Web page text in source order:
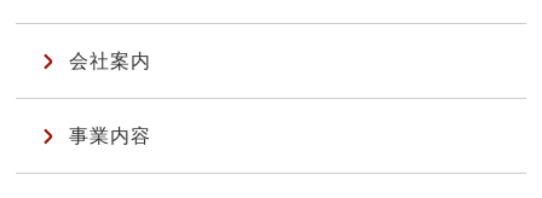
会社案内
事業内容